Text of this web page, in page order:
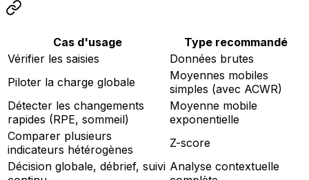
Cas d'usage
Type recommandé
Vérifier les saisies
Données brutes
Piloter la charge globale
Moyennes mobiles
simples (avec ACWR)
Détecter les changements
rapides (RPE, sommeil)
Moyenne mobile
exponentielle
Comparer plusieurs
indicateurs hétérogènes
Z-score
Décision globale, débrief, suivi Analyse contextuelle